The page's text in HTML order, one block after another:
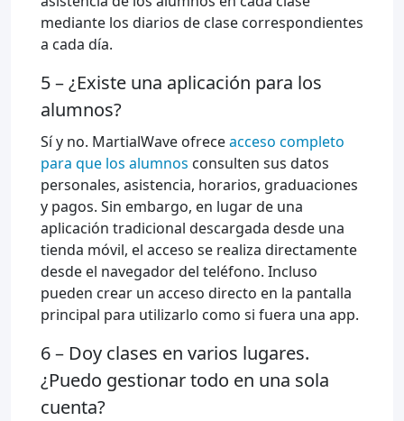
mediante los diarios de clase correspondientes
a cada día.
5 – ¿Existe una aplicación para los
alumnos?
Sí y no. MartialWave ofreceacceso completo
para que los alumnos consulten sus datos
personales, asistencia, horarios, graduaciones
y pagos. Sin embargo, en lugar de una
aplicación tradicional descargada desde una
tienda móvil, el acceso se realiza directamente
desde el navegador del teléfono. Incluso
pueden crear un acceso directo en la pantalla
principal para utilizarlo como si fuera una app.
6 – Doy clases en varios lugares.
¿Puedo gestionar todo en una sola
cuenta?